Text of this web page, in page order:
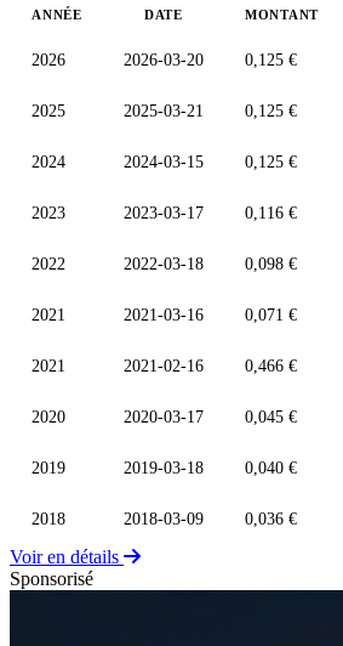
ANNÉE DATE MONTANT
2026 2026-03-20 0,125 €
2025 2025-03-21 0,125 €
2024 2024-03-15 0,125 €
2023 2023-03-17 0,116 €
2022 2022-03-18 0,098 €
2021 2021-03-16 0,071 €
2021 2021-02-16 0,466 €
2020 2020-03-17 0,045 €
2019 2019-03-18 0,040 €
2018 2018-03-09 0,036 €
Voir en détails
Sponsorisé